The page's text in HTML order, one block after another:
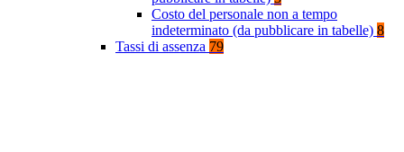
Costo del personale non a tempo
indeterminato (da pubblicare in tabelle) 8
Tassi di assenza 79